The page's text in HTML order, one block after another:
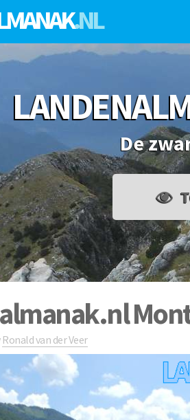
.NL
De
Ronald van der Veer